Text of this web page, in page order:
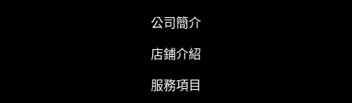
公司簡介
店鋪介紹
服務項目